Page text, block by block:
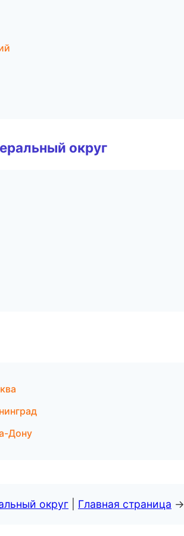
округ
Дону
округ Главная страница →